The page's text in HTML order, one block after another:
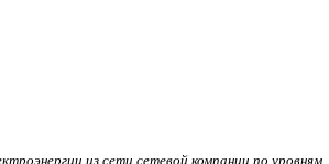
из сети сетевой компании по уровням